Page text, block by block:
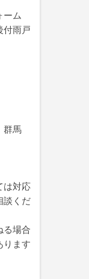
ーム
付雨戸
群馬
は対応
談くだ
る場合
ります